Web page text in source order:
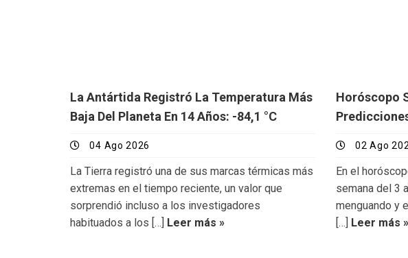
La Antártida Registró La Temperatura Más
Baja Del Planeta En 14 Años: -84,1 °C
04 Ago 2026
La Tierra registró una de sus marcas térmicas más
extremas en el tiempo reciente, un valor que
sorprendió incluso a los investigadores
habituados a los […]
Leer más »
Horóscopo
02 Ago
En el
semana del 3
menguando y
[…]
Leer más »